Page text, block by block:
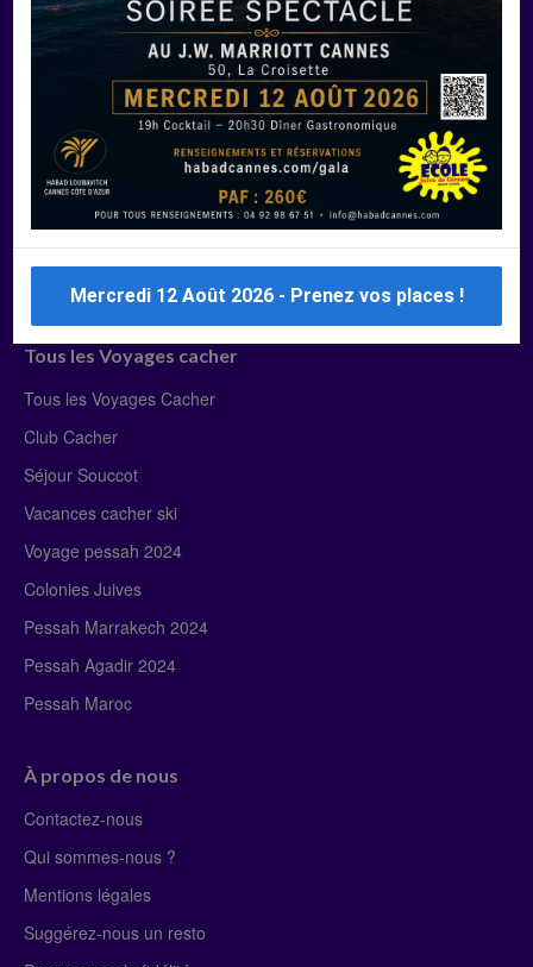
Manger Cacher
Liste des restaurants cacher
Restaurants cacher à Paris
Restaurants cacher à Deauville
Restaurants cacher à Lyon
Restaurants cacher à Marseille
Restaurants cacher Dubaï
Tous les Voyages cacher
Tous les Voyages Cacher
Club Cacher
Séjour Souccot
Vacances cacher ski
Voyage pessah 2024
Colonies Juives
Pessah Marrakech 2024
Pessah Agadir 2024
Pessah Maroc
À propos de nous
Contactez-nous
Qui sommes-nous ?
Mentions légales
Suggérez-nous un resto
Mercredi 12 Août 2026 - Prenez vos places !